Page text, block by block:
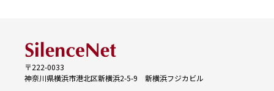
〒222-0033
神奈川県横浜市港北区新横浜2-5-9 新横浜フジカビル